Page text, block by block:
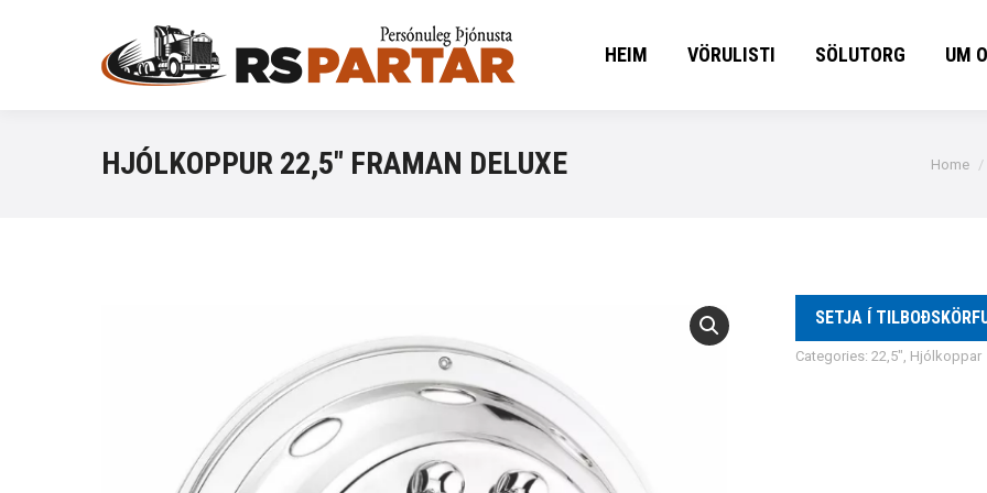
HEIM VÖRULISTI SÖLUTORG UM
HJÓLKOPPUR 22,5″ FRAMAN DELUXE You
Home
SETJA Í
Categories: 22,5", Hjólkoppar